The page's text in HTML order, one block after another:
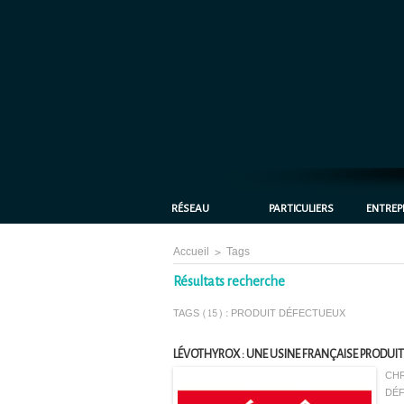
RÉSEAU PARTICULIERS
Accueil > Tags
Résultats recherche
TAGS (15) : PRODUIT DÉFECTUEUX
LÉVOTHYROX : UNE USINE FRANÇAISE